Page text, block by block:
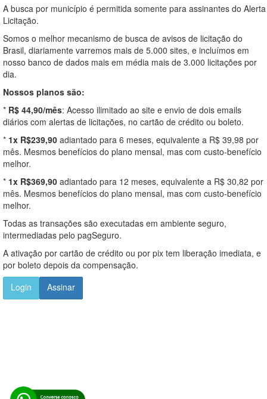
A busca por município é permitida somente para assinantes do Alerta
Licitação.
Somos o melhor mecanismo de busca de avisos de licitação do
Brasil, diariamente varremos mais de 5.000 sites, e incluímos em
nosso banco de dados mais em média mais de 3.000 licitações por
dia.
Nossos planos são:
* R$ 44,90/mês: Acesso ilimitado ao site e envio de dois emails
diários com alertas de licitações, no cartão de crédito ou boleto.
* 1x R$239,90 adiantado para 6 meses, equivalente a R$ 39,98 por
mês. Mesmos benefícios do plano mensal, mas com custo-benefício
melhor.
* 1x R$369,90 adiantado para 12 meses, equivalente a R$ 30,82 por
mês. Mesmos benefícios do plano mensal, mas com custo-benefício
melhor.
Todas as transações são executadas em ambiente seguro,
intermediadas pelo pagSeguro.
A ativação por cartão de crédito ou por pix tem liberação imediata, e
por boleto depois da compensação.
Login
Assinar